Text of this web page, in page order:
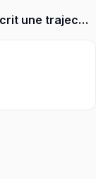
L'âme tourne sur elle même et décrit une trajectoire similaire à celle d'un astre